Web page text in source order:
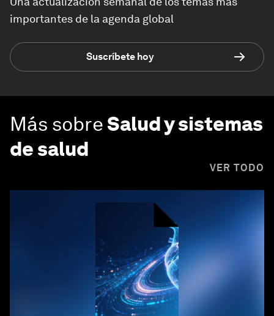
importantes de la agenda global
Suscríbete hoy
Más sobreSalud y sistemas
de salud
VER TODO